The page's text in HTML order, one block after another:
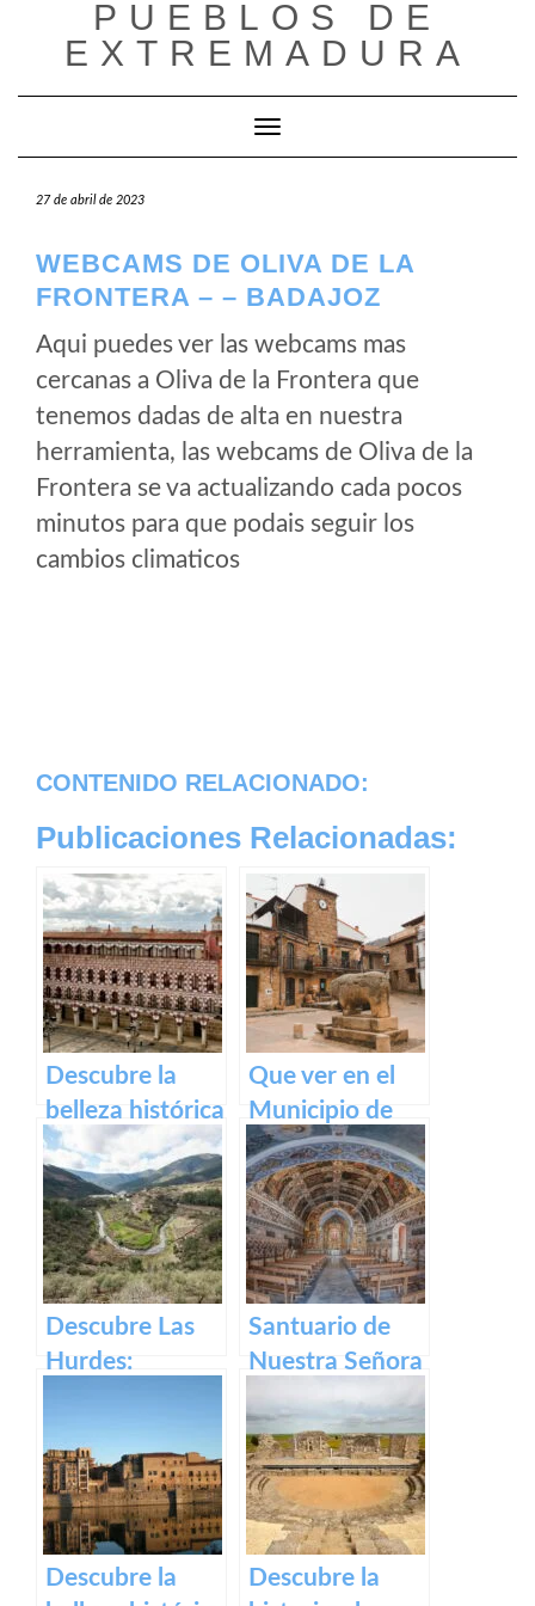
contenido
PUEBLOS DE
EXTREMADURA
Cambiar modo de navegación
27 de abril de 2023
WEBCAMS DE OLIVA DE LA
FRONTERA – – BADAJOZ
Aqui puedes ver las webcams mas
cercanas a Oliva de la Frontera que
tenemos dadas de alta en nuestra
herramienta, las webcams de Oliva de la
Frontera se va actualizando cada pocos
minutos para que podais seguir los
cambios climaticos
CONTENIDO RELACIONADO:
Publicaciones Relacionadas:
Descubre la
belleza histórica
y cultural de
Plaza Alta de
Badajoz
Que ver en el
Municipio de
Segura de Toro
en caceres
Descubre Las
Hurdes:
rincones
ocultos en
Cáceres
Santuario de
Nuestra Señora
Historia,
devoción y
turismo en
España
Descubre la
Descubre la